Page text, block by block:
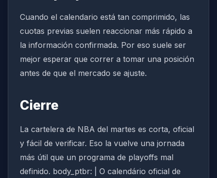
Cuando el calendario está tan comprimido, las
cuotas previas suelen reaccionar más rápido a
la información confirmada. Por eso suele ser
mejor esperar que correr a tomar una posición
antes de que el mercado se ajuste.
Cierre
La cartelera de NBA del martes es corta, oficial
y fácil de verificar. Eso la vuelve una jornada
más útil que un programa de playoffs mal
definido. body_ptbr: | O calendário oficial de